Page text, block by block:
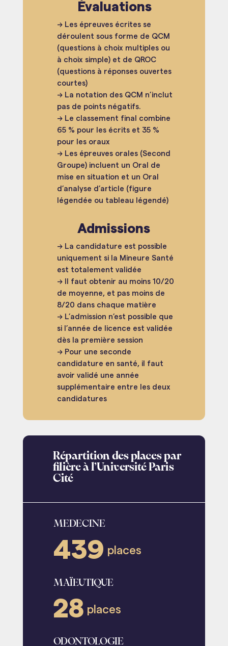
Évaluations
→ Les épreuves écrites se
déroulent sous forme de QCM
(questions à choix multiples ou
à choix simple) et de QROC
(questions à réponses ouvertes
courtes)
→ La notation des QCM n’inclut
pas de points négatifs.
→ Le classement final combine
65 % pour les écrits et 35 %
pour les oraux
→ Les épreuves orales (Second
Groupe) incluent un Oral de
mise en situation et un Oral
d’analyse d’article (figure
légendée ou tableau légendé)
Admissions
→ La candidature est possible
uniquement si la Mineure Santé
est totalement validée
→ Il faut obtenir au moins 10/20
de moyenne, et pas moins de
8/20 dans chaque matière
→ L’admission n’est possible que
si l’année de licence est validée
dès la première session
→ Pour une seconde
candidature en santé, il faut
avoir validé une année
supplémentaire entre les deux
candidatures
Répartition des places par
filière à l’Université Paris
Cité
MEDECINE
439 places
MAÏEUTIQUE
28 places
ODONTOLOGIE